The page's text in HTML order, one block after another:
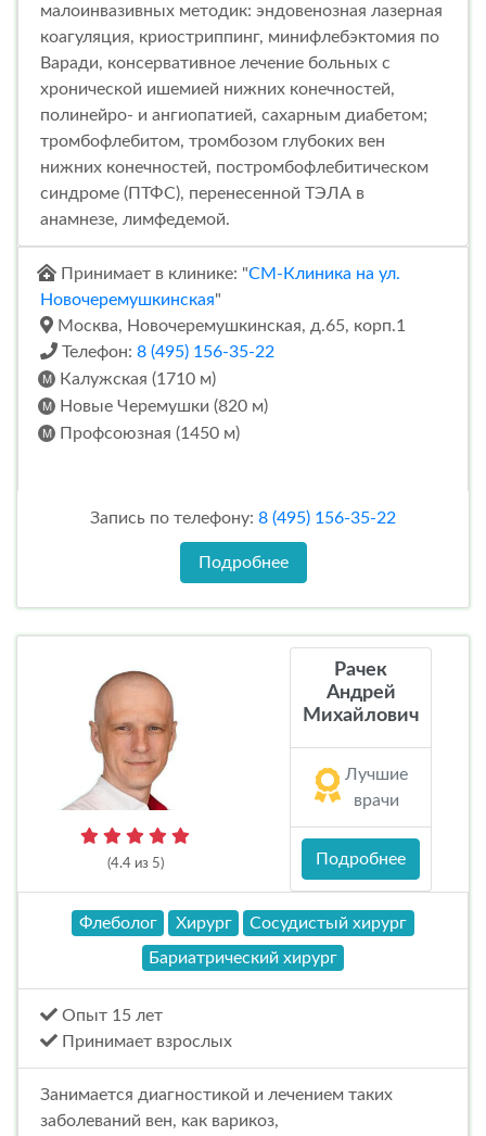
малоинвазивных методик: эндовенозная лазерная
коагуляция, криостриппинг, минифлебэктомия по
Варади, консервативное лечение больных с
хронической ишемией нижних конечностей,
полинейро- и ангиопатией, сахарным диабетом;
тромбофлебитом, тромбозом глубоких вен
нижних конечностей, постромбофлебитическом
синдроме (ПТФС), перенесенной ТЭЛА в
анамнезе, лимфедемой.
Принимает в клинике: "СМ-Клиника на ул.
Новочеремушкинская"
Москва, Новочеремушкинская, д.65, корп.1
Телефон: 8 (495) 156-35-22
Калужская (1710 м)
Новые Черемушки (820 м)
Профсоюзная (1450 м)
Запись по телефону: 8 (495) 156-35-22
Подробнее
(4.4 из 5)
Рачек
Андрей
Михайлович
Лучшие
врачи
Подробнее
Флеболог Хирург
Сосудистый хирург
Бариатрический хирург
Опыт 15 лет
Принимает взрослых
Занимается диагностикой и лечением таких
заболеваний вен, как варикоз,